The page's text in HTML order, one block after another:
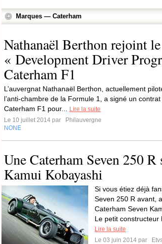
Marques — Caterham
Nathanaël Berthon rejoint le
« Development Driver
Caterham F1
L’auvergnat Nathanaël Berthon, actuellement
l’anti-chambre de la Formule 1, a signé un contrat
Caterham F1 pour...
Lire la suite
Le 10 juillet 2014 par
Philauvergne
NONE
Une Caterham Seven 250 R
Kamui Kobayashi
Si vous étiez déjà
Seven 250 R avant,
Caterham Seven
Le petit constructeur
Lire la suite
Le 03 juin 2014 par